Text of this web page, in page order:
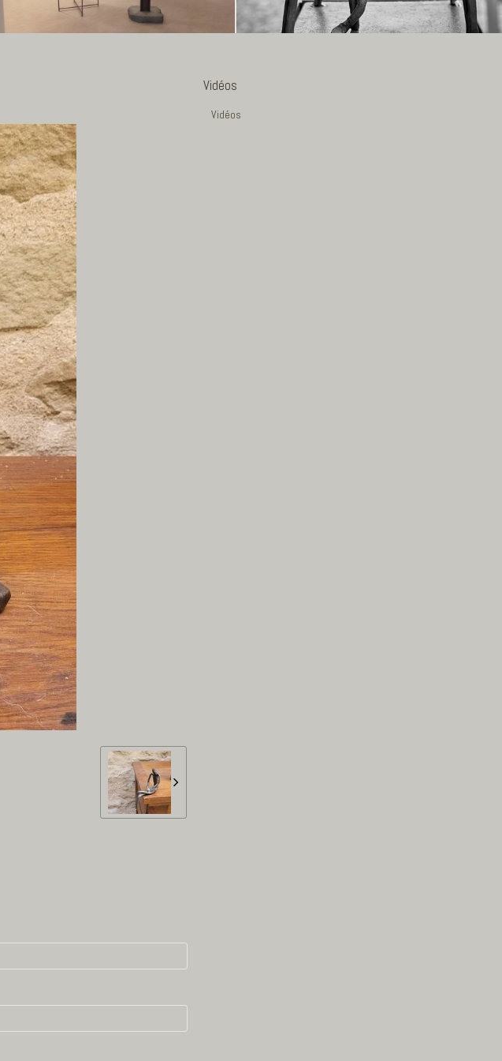
Vidéos
Vidéos